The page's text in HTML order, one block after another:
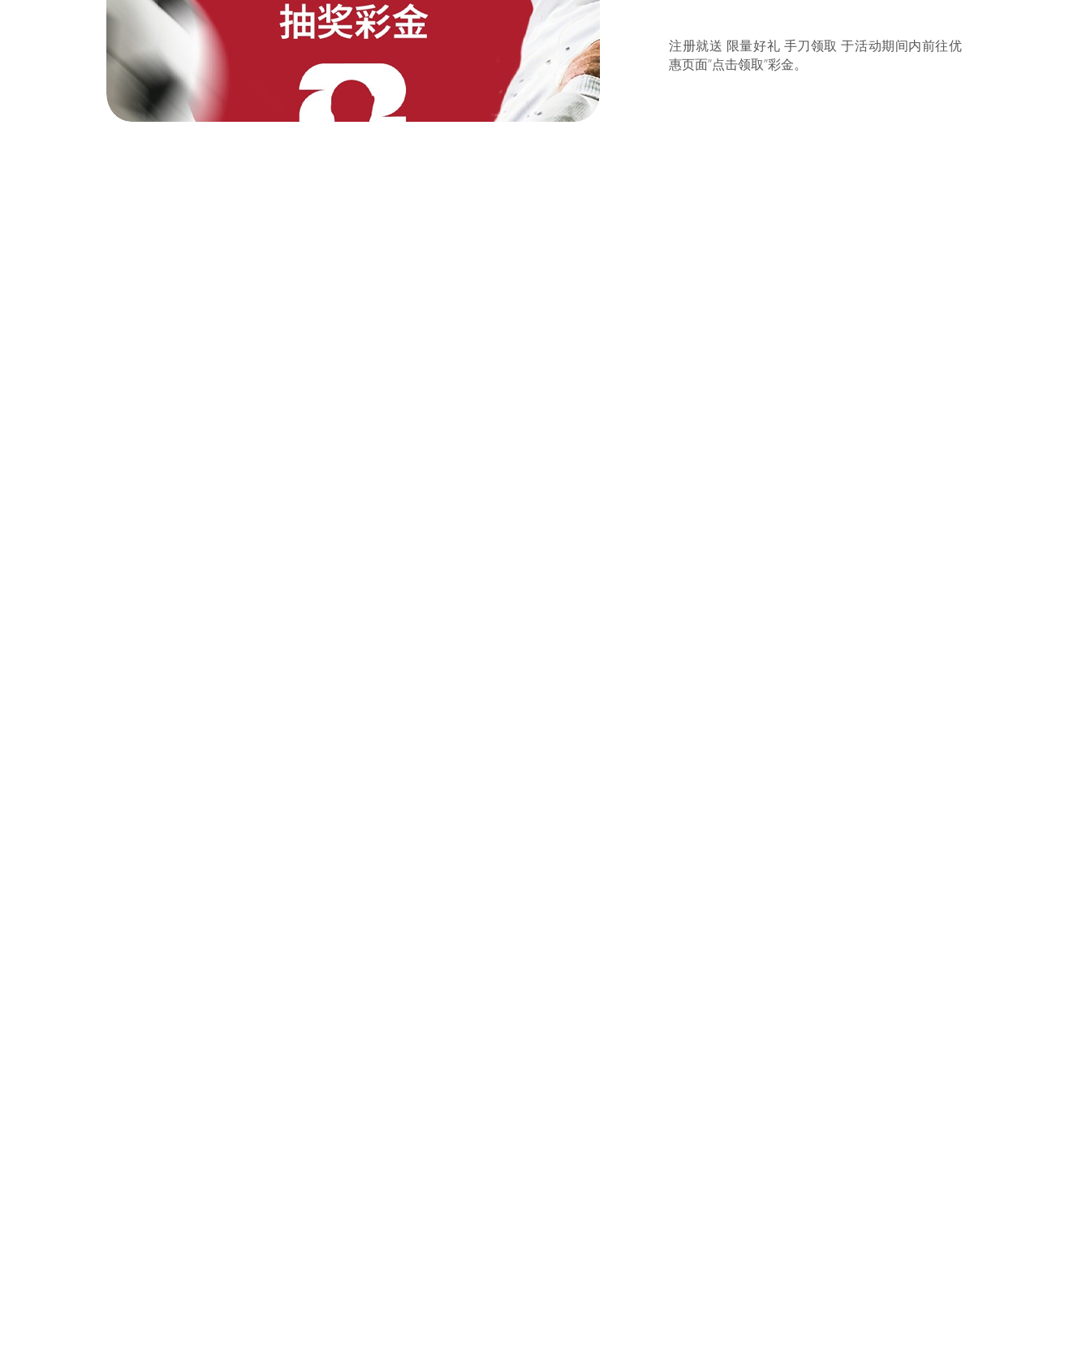
注册就送 限量好礼 手刀领取 于活动期间内前往优
惠页面”点击领取”彩金。